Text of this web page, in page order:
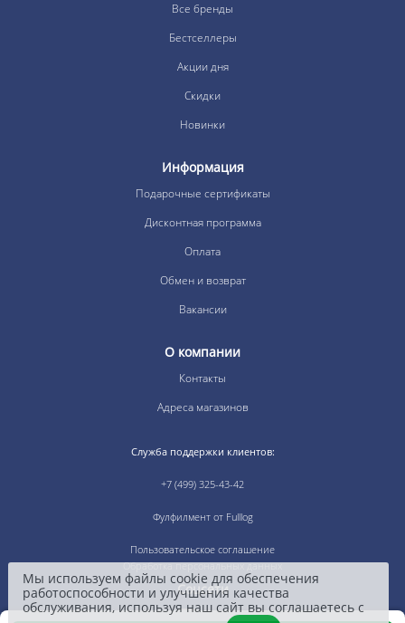
Все бренды
Бестселлеры
Акции дня
Скидки
Новинки
Информация
Подарочные сертификаты
Дисконтная программа
Оплата
Обмен и возврат
Вакансии
О компании
Контакты
Адреса магазинов
Служба поддержки клиентов:
+7 (499) 325-43-42
Фулфилмент от Fulllog
Пользовательское соглашение
Обработка персональных данных
Соцсети
Мы используем файлы cookie для обеспечения
работоспособности и улучшения качества
обслуживания, используя наш сайт вы соглашаетесь с